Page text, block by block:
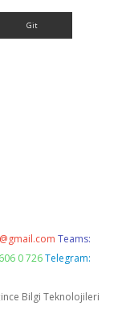
Teams:
0 726 Telegram:
Bilgi Teknolojileri